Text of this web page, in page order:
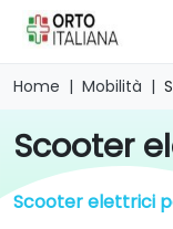
Home Mobilità
scooter
Scooter elettrici